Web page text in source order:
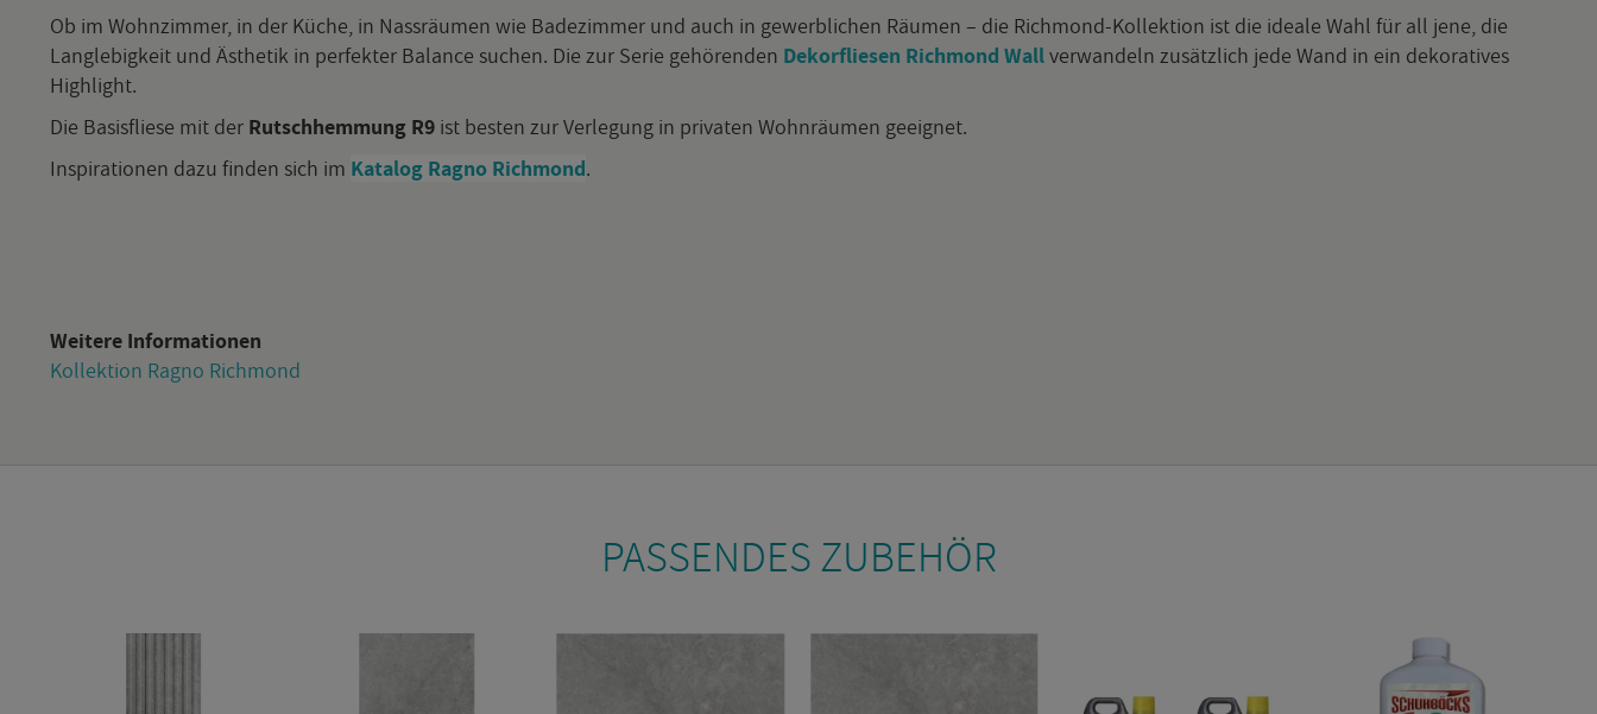
Ob im Wohn­zim­mer, in der Küche, in Nass­räu­men wie Ba­de­zim­mer und auch in ge­werb­li­chen Räu­men – die Richmond-Kol­lek­ti­on ist die idea­le Wahl für all jene, die
Lang­le­big­keit und Äs­the­tik in per­fek­ter Ba­lan­ce su­chen. Die zur Serie ge­hö­ren­den De­kor­flie­sen Richmond Wallver­wan­deln zu­sätz­lich jede Wand in ein de­ko­ra­ti­ves
High­light.
Die Ba­sis­flie­se mit der Rutsch­hem­mung R9 ist bes­ten zur Ver­le­gung in pri­va­ten Wohn­räu­men ge­eig­net.
In­spi­ra­tio­nen dazu fin­den sich im Ka­ta­log Ragno Richmond.
Wei­te­re In­for­ma­tio­nen
Kol­lek­ti­on Ragno Richmond
PAS­SEN­DES ZU­BE­HÖR